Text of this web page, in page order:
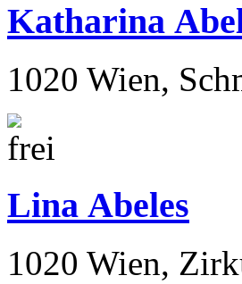
Katharina
1020 Wien,
Lina Abeles
1020 Wien,